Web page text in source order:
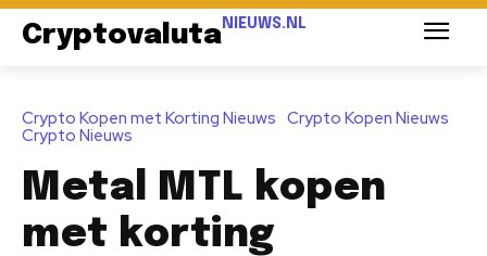
Cryptovaluta NIEUWS.NL
Crypto Kopen met Korting Nieuws Crypto Kopen Nieuws
Crypto Nieuws
Metal MTL kopen
met korting